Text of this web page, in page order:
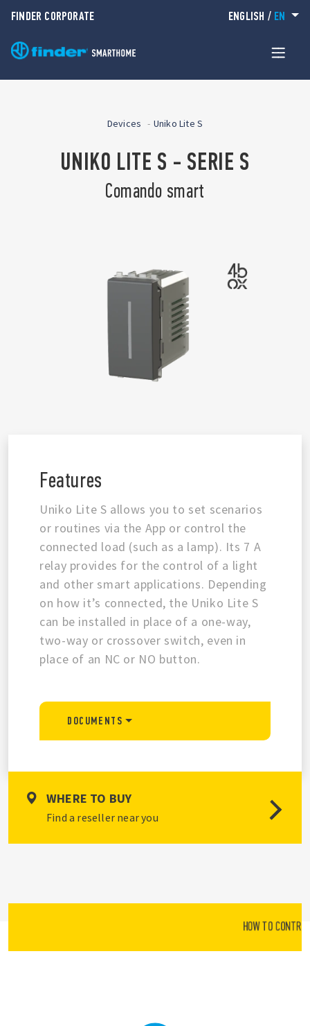
FINDER CORPORATE ENGLISH / EN
Devices Uniko Lite S
UNIKO LITE S - SERIE S
Comando smart
Features
Uniko Lite S allows you to set scenarios
or routines via the App or control the
connected load (such as a lamp). Its 7 A
relay provides for the control of a light
and other smart applications. Depending
on how it’s connected, the Uniko Lite S
can be installed in place of a one-way,
two-way or crossover switch, even in
place of an NC or NO button.
DOCUMENTS
WHERE TO BUY
Find a reseller near you
HOW TO